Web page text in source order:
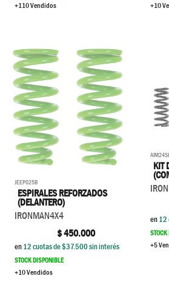
+110 Vendidos +10
JEEP025B
ESPIRALES REFORZADOS
(DELANTERO)
IRONMAN4X4
$450.000
en12cuotas de $37.500sin interés
STOCK DISPONIBLE
+10 Vendidos
KIT
en12
+5